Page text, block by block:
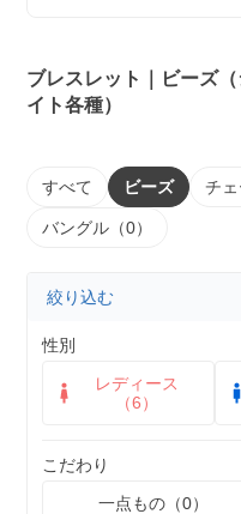
ブレスレット｜ビーズ
イト各種）
すべて ビーズ チェ
バングル（0）
絞り込む
性別
レディース
（6）
こだわり
一点もの（0）